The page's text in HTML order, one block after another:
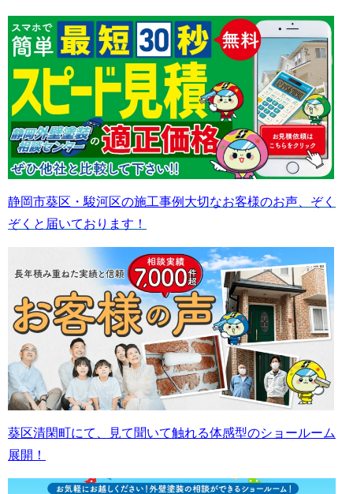
静岡市葵区・駿河区の施工事例 大切なお客様のお声、ぞく
ぞくと届いております！
葵区清閑町にて、見て聞いて触れる体感型のショールーム
展開！